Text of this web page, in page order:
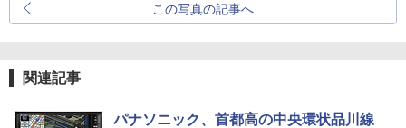
この写真の記事へ
関連記事
パナソニック、首都高の中央環状品川線